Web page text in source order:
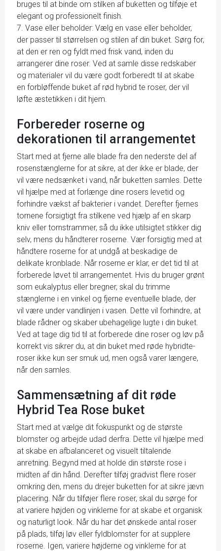
bruges til at binde om stilken af buketten og tilføje et
elegant og professionelt finish.
7. Vase eller beholder: Vælg en vase eller beholder,
der passer til størrelsen og stilen af din buket. Sørg for,
at den er ren og fyldt med frisk vand, inden du
arrangerer dine roser. Ved at samle disse redskaber
og materialer vil du være godt forberedt til at skabe
en forbløffende buket af rød hybrid te roser, der vil
løfte æstetikken i dit hjem.
Forbereder roserne og
dekorationen til arrangementet
Start med at fjerne alle blade fra den nederste del af
rosenstænglerne for at sikre, at der ikke er blade, der
vil være nedsænket i vand, når buketten samles. Dette
vil hjælpe med at forlænge dine rosers levetid og
forhindre vækst af bakterier i vandet. Derefter fjernes
tornene forsigtigt fra stilkene ved hjælp af en skarp
kniv eller tornstrammer, så du ikke utilsigtet stikker dig
selv, mens du håndterer roserne. Vær forsigtig med at
håndtere roserne for at undgå at beskadige de
delikate kronblade. Når roserne er klar, er det tid til at
forberede løvet til arrangementet. Hvis du bruger grønt
som eukalyptus eller bregner, skal du trimme
stænglerne i en vinkel og fjerne eventuelle blade, der
vil være under vandlinjen i vasen. Dette vil forhindre, at
blade rådner og skaber ubehagelige lugte i din buket.
Ved at tage dig tid til at forberede dine roser og løv på
korrekt vis sikrer du, at din buket med røde hybridte-
roser ikke kun ser smuk ud, men også varer længere,
når den samles.
Sammensætning af dit røde
Hybrid Tea Rose buket
Start med at vælge dit fokuspunkt og de største
blomster og arbejde udad derfra. Dette vil hjælpe med
at skabe en afbalanceret og visuelt tiltalende
anretning. Begynd med at holde din største rose i
midten af din hånd. Derefter tilføj gradvist flere roser
omkring den, mens du drejer buketten for at sikre jævn
placering. Når du tilføjer flere roser, skal du sørge for
at variere højden og vinklerne for at skabe et organisk
og naturligt look. Når du har det ønskede antal roser
på plads, tilføj løv eller fyldblomster for at supplere
roserne. Igen, variere højderne og vinklerne for at